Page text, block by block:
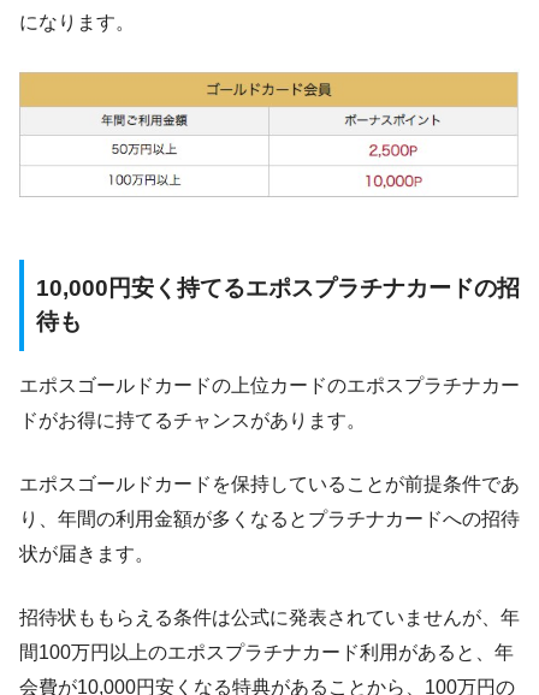
になります。
10,000円安く持てるエポスプラチナカードの招
待も
エポスゴールドカードの上位カードのエポスプラチナカー
ドがお得に持てるチャンスがあります。
エポスゴールドカードを保持していることが前提条件であ
り、年間の利用金額が多くなるとプラチナカードへの招待
状が届きます。
招待状ももらえる条件は公式に発表されていませんが、年
間100万円以上のエポスプラチナカード利用があると、年
会費が10,000円安くなる特典があることから、100万円の